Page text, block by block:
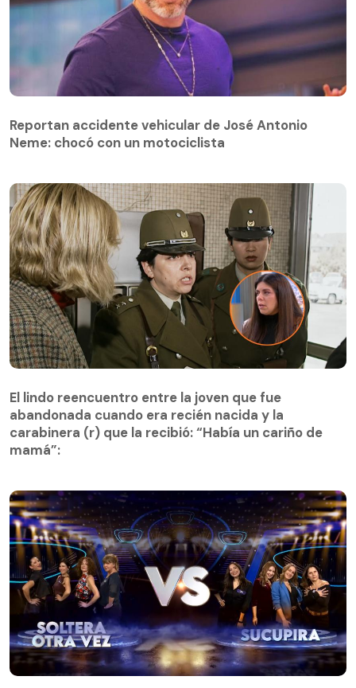
Reportan accidente vehicular de José Antonio
Neme: chocó con un motociclista
abandonada cuando era recién nacida y la
carabinera (r) que la recibió: “Había un cariño de
mamá”:
El lindo reencuentro entre la joven que fue
abandonada cuando era recién nacida y la
carabinera (r) que la recibió: “Había un cariño de
mamá”: